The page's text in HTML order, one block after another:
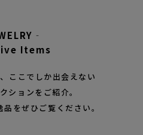
Items
ここでしか出会えない
ションをご紹介。
をぜひご覧ください。